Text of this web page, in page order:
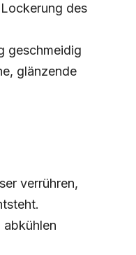
des
geschmeidig
glänzende
verrühren,